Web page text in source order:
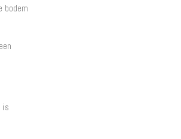
bodem
is